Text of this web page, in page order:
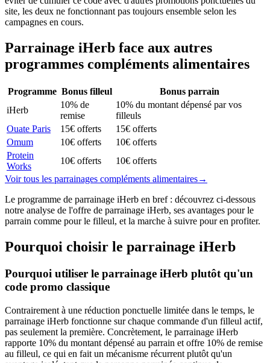
site, les deux ne fonctionnant pas toujours ensemble selon les
campagnes en cours.
Parrainage iHerb face aux autres
programmes compléments alimentaires
Programme Bonus filleul
Bonus parrain
iHerb
10% de
remise
10% du montant dépensé par vos
filleuls
Ouate Paris
15€ offerts
15€ offerts
Omum
10€ offerts
10€ offerts
Protein
Works
10€ offerts
10€ offerts
Voir tous les parrainages compléments alimentaires→
Le programme de parrainage iHerb en bref : découvrez ci-dessous
notre analyse de l'offre de parrainage iHerb, ses avantages pour le
parrain comme pour le filleul, et la marche à suivre pour en profiter.
Pourquoi choisir le parrainage iHerb
Pourquoi utiliser le parrainage iHerb plutôt qu'un
code promo classique
Contrairement à une réduction ponctuelle limitée dans le temps, le
parrainage iHerb fonctionne sur chaque commande d'un filleul actif,
pas seulement la première. Concrètement, le parrainage iHerb
rapporte 10% du montant dépensé au parrain et offre 10% de remise
au filleul, ce qui en fait un mécanisme récurrent plutôt qu'un